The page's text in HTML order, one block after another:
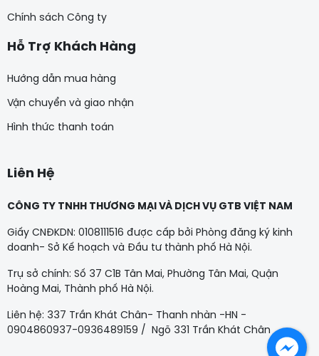
Chính sách Công ty
Hỗ Trợ Khách Hàng
Hướng dẫn mua hàng
Vận chuyển và giao nhận
Hình thức thanh toán
Liên Hệ
CÔNG TY TNHH THƯƠNG MẠI VÀ DỊCH VỤ GTB VIỆT NAM
Giấy CNĐKDN: 0108111516 được cấp bởi Phòng đăng ký kinh
doanh- Sở Kế hoạch và Đầu tư thành phố Hà Nội.
Trụ sở chính: Số 37 C1B Tân Mai, Phường Tân Mai, Quận
Hoàng Mai, Thành phố Hà Nội.
Liên hệ: 337 Trần Khát Chân- Thanh nhàn -HN -
0904860937-0936489159 / Ngõ 331 Trần Khát Chân